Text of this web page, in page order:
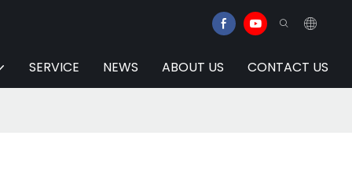
SERVICE NEWS ABOUT US CONTACT US